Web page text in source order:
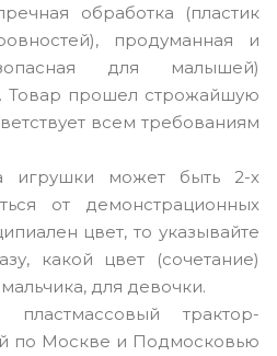
обработка (пластик
продуманная и
для малышей)
Товар прошел строжайшую
всем требованиям
игрушки может быть 2-х
от демонстрационных
цвет, то указывайте
какой цвет (сочетание)
для девочки.
трактор-
по Москве и Подмосковью